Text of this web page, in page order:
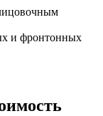
и фронтонных